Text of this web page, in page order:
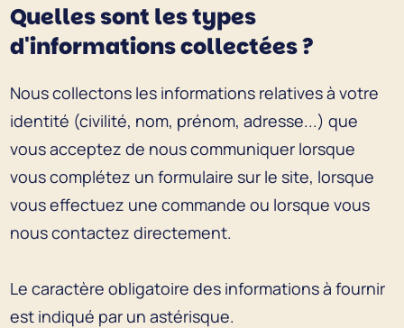
Quelles sont les types
d'informations collectées ?
Nous collectons les informations relatives à votre
identité (civilité, nom, prénom, adresse...) que
vous acceptez de nous communiquer lorsque
vous complétez un formulaire sur le site, lorsque
vous effectuez une commande ou lorsque vous
nous contactez directement.
Le caractère obligatoire des informations à fournir
est indiqué par un astérisque.